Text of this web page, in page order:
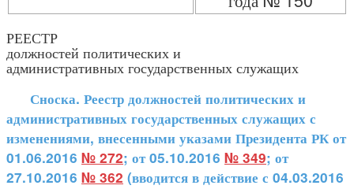
РЕЕСТР
должностей политических и
административных государственных служащих
Сноска. Реестр должностей политических и
административных государственных служащих с
изменениями, внесенными указами Президента РК от
01.06.2016 № 272; от 05.10.2016 № 349; от
27.10.2016 № 362 (вводится в действие с 04.03.2016